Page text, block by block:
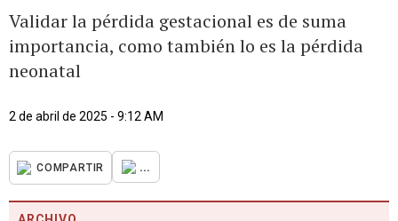
Validar la pérdida gestacional es de suma
importancia, como también lo es la pérdida
neonatal
2 de abril de 2025 - 9:12 AM
COMPARTIR ...